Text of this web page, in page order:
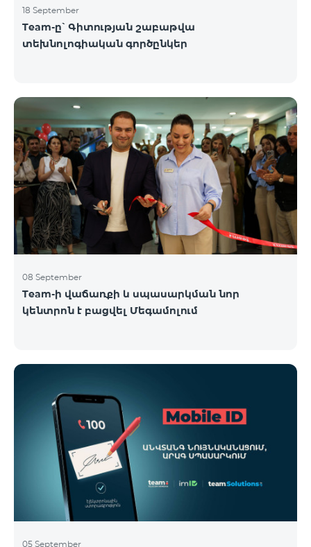
18 September
Team-ը՝ Գիտության շաբաթվա
տեխնոլոգիական գործընկեր
08 September
Team-ի վաճառքի և սպասարկման նոր
կենտրոն է բացվել Մեգամոլում
05 September